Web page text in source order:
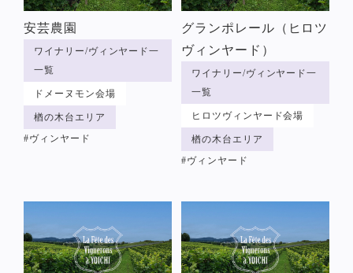
安芸農園
ワイナリー/ヴィンヤード一
一覧
ドメーヌモン会場
楢の木台エリア
#ヴィンヤード
グランポレール（ヒロツ
ヴィンヤード）
ワイナリー/ヴィンヤード一
一覧
ヒロツヴィンヤード会場
楢の木台エリア
#ヴィンヤード